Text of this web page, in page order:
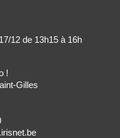
12 de 13h15 à 16h
!
Gilles